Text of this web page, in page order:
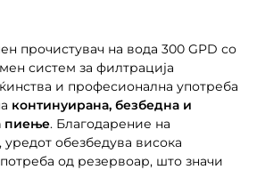
прочистувач на вода 300 GPD со
систем за филтрација
и професионална употреба
континуирана, безбедна и
пиење. Благодарение на
обезбедува висока
од резервоар, што значи